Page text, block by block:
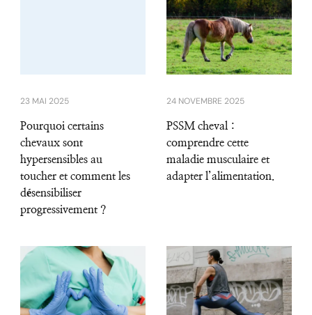
23 MAI 2025
Pourquoi certains
chevaux sont
hypersensibles au
toucher et comment les
désensibiliser
progressivement ?
24 NOVEMBRE 2025
PSSM cheval :
comprendre cette
maladie musculaire et
adapter l’alimentation.